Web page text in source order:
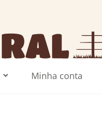
Minha conta